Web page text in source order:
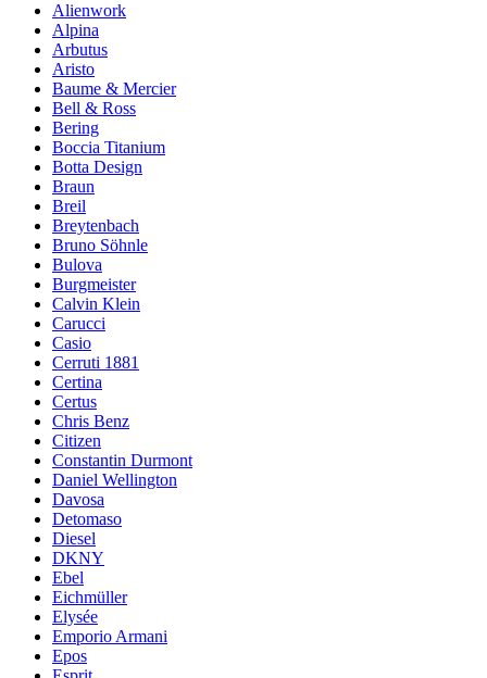
Alienwork
Alpina
Arbutus
Aristo
Baume & Mercier
Bell & Ross
Bering
Boccia Titanium
Botta Design
Braun
Breil
Breytenbach
Bruno Söhnle
Bulova
Burgmeister
Calvin Klein
Carucci
Casio
Cerruti 1881
Certina
Certus
Chris Benz
Citizen
Constantin Durmont
Daniel Wellington
Davosa
Detomaso
Diesel
DKNY
Ebel
Eichmüller
Elysée
Emporio Armani
Epos